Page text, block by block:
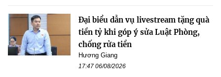
Đại biểu dẫn vụ livestream tặng quà
tiền tỷ khi góp ý sửa Luật Phòng,
chống rửa tiền
Hương Giang
17:47 06/08/2026